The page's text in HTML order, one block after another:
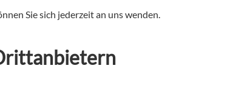
Sie sich jederzeit an uns wenden.